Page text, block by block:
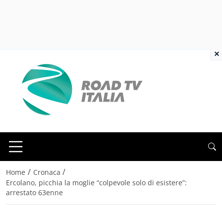
Home / Cronaca /
Ercolano, picchia la moglie “colpevole solo di esistere”:
arrestato 63enne
×